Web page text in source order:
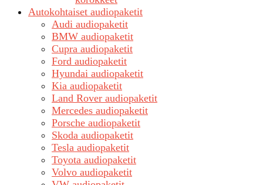
Autokohtaiset audiopaketit
Audi audiopaketit
BMW audiopaketit
Cupra audiopaketit
Ford audiopaketit
Hyundai audiopaketit
Kia audiopaketit
Land Rover audiopaketit
Mercedes audiopaketit
Porsche audiopaketit
Skoda audiopaketit
Tesla audiopaketit
Toyota audiopaketit
Volvo audiopaketit